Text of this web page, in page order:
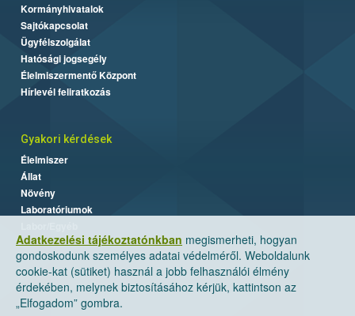
Adatkezelési tájékoztatónkban megismerheti, hogyan
gondoskodunk személyes adatai védelméről. Weboldalunk
cookie-kat (sütiket) használ a jobb felhasználói élmény
érdekében, melynek biztosításához kérjük, kattintson az
„Elfogadom” gombra.
Kormányhivatalok
Sajtókapcsolat
Ügyfélszolgálat
Hatósági jogsegély
Élelmiszermentő Központ
Hírlevél feliratkozás
Gyakori kérdések
Élelmiszer
Állat
Növény
Laboratóriumok